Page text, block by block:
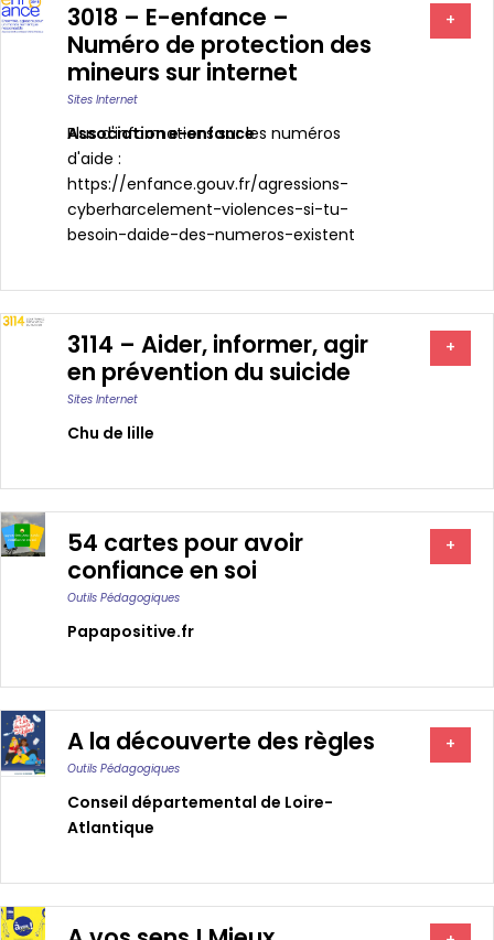
3018 – E-enfance –
Numéro de protection des
mineurs sur internet
Sites Internet
Association e-enfance
Plus d'informations sur les numéros
d'aide :
https://enfance.gouv.fr/agressions-
cyberharcelement-violences-si-tu-
besoin-daide-des-numeros-existent
+
3114 – Aider, informer, agir
en prévention du suicide
Sites Internet
Chu de lille
+
54 cartes pour avoir
confiance en soi
Outils Pédagogiques
Papapositive.fr
+
A la découverte des règles
Outils Pédagogiques
Conseil départemental de Loire-
Atlantique
+